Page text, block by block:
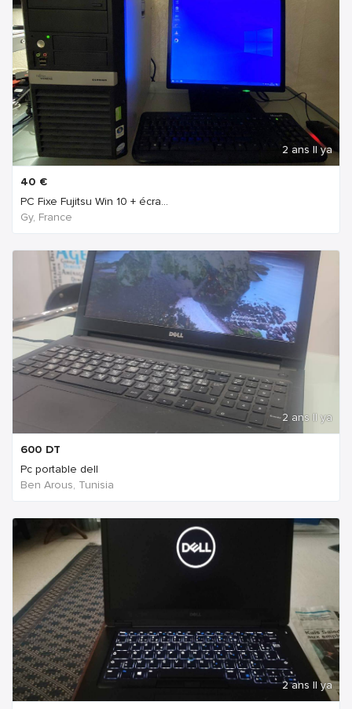
2 ans Il ya
40 €
PC Fixe Fujitsu Win 10 + écra...
Gy, France
2 ans Il ya
600 DT
Pc portable dell
Ben Arous, Tunisia
2 ans Il ya